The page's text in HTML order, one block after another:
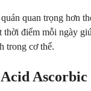
quan trọng hơn
thời điểm mỗi ngày
trong cơ thể.